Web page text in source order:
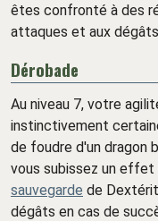
êtes confronté à des
attaques et aux
Dérobade
Au niveau 7, votre
instinctivement
de foudre d'un dragon
vous subissez un effet
sauvegarde de
dégâts en cas de